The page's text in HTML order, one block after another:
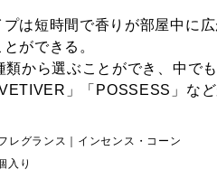
プは短時間で香りが部屋中に
ができる。
類から選ぶことができ、中で
」「POSSESS」など
レグランス｜インセンス・コーン
入り